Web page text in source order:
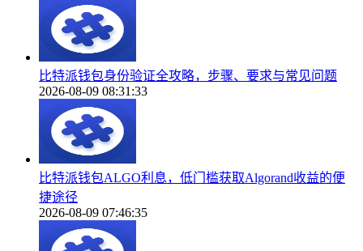
比特派钱包身份验证全攻略，步骤、要求与常见问题
2026-08-09 08:31:33
比特派钱包ALGO利息，低门槛获取Algorand收益的便
捷途径
2026-08-09 07:46:35